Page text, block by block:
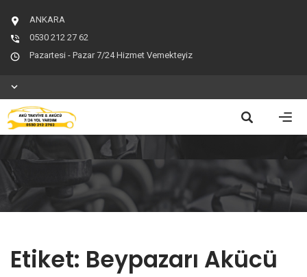
ANKARA
0530 212 27 62
Pazartesi - Pazar 7/24 Hizmet Vemekteyiz
Etiket: Beypazarı Akücü